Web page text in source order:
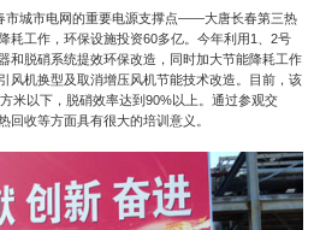
城市电网的重要电源支撑点——大唐长春第三热
耗工作，环保设施投资60多亿。今年利用1、2号
和脱硝系统提效环保改造，同时加大节能降耗工作
风机换型及取消增压风机节能技术改造。目前，该
米以下，脱硝效率达到90%以上。通过参观交
回收等方面具有很大的培训意义。